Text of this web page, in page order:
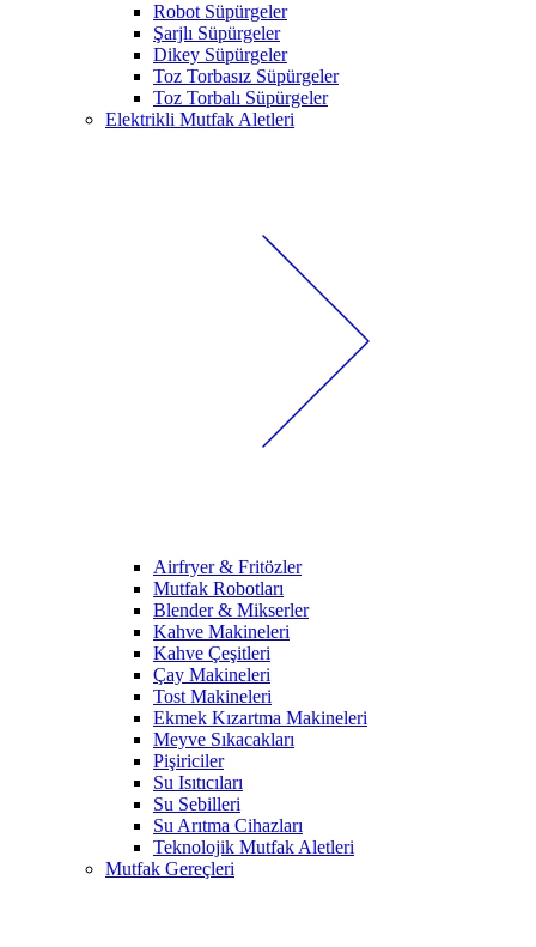
Robot Süpürgeler
Şarjlı Süpürgeler
Dikey Süpürgeler
Toz Torbasız Süpürgeler
Toz Torbalı Süpürgeler
Elektrikli Mutfak Aletleri
Airfryer & Fritözler
Mutfak Robotları
Blender & Mikserler
Kahve Makineleri
Kahve Çeşitleri
Çay Makineleri
Tost Makineleri
Ekmek Kızartma Makineleri
Meyve Sıkacakları
Pişiriciler
Su Isıtıcıları
Su Sebilleri
Su Arıtma Cihazları
Teknolojik Mutfak Aletleri
Mutfak Gereçleri